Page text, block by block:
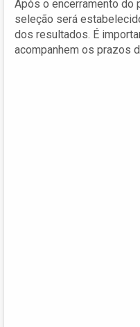
Após o encerramento do
seleção será
dos resultados. É
acompanhem os prazos